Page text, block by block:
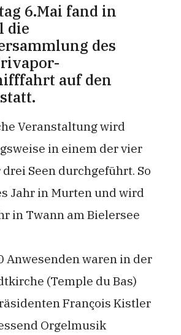
6.Mai fand in
die
des
auf den
Veranstaltung wird
in einem der vier
Seen durchgeführt. So
Jahr in Murten und wird
in Twann am Bielersee
Anwesenden waren in der
(Temple du Bas)
François Kistler
Orgelmusik